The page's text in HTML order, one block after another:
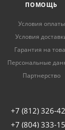
ПОМОЩЬ
Условия оплаты
Условия
Гарантия на
Персональные
Партнерство
+7 (812) 326-
+7 (804) 333-